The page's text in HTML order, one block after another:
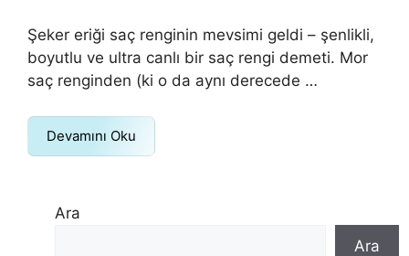
Şeker eriği saç renginin mevsimi geldi – şenlikli,
boyutlu ve ultra canlı bir saç rengi demeti. Mor
saç renginden (ki o da aynı derecede …
Devamını Oku
Ara
Ara